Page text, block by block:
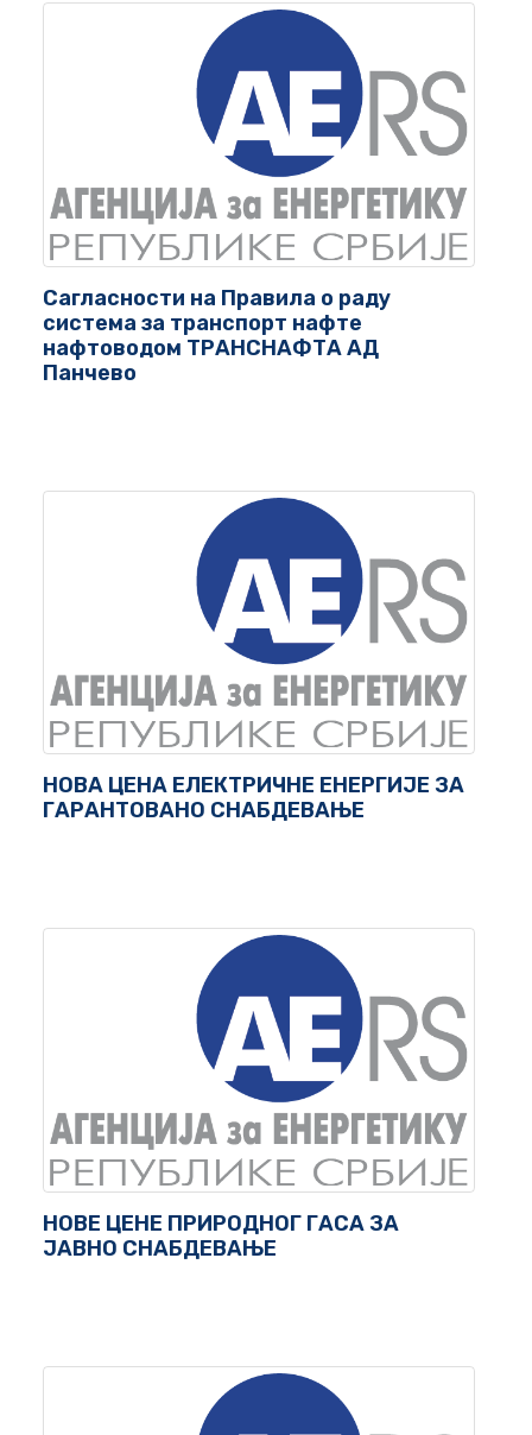
Сагласности на Правила о раду
система за транспорт нафте
нафтоводом ТРАНСНАФТА АД
Панчево
НОВА ЦЕНА ЕЛЕКТРИЧНЕ ЕНЕРГИЈЕ ЗА
ГАРАНТОВАНО СНАБДЕВАЊЕ
НОВЕ ЦЕНЕ ПРИРОДНОГ ГАСА ЗА
ЈАВНО СНАБДЕВАЊЕ